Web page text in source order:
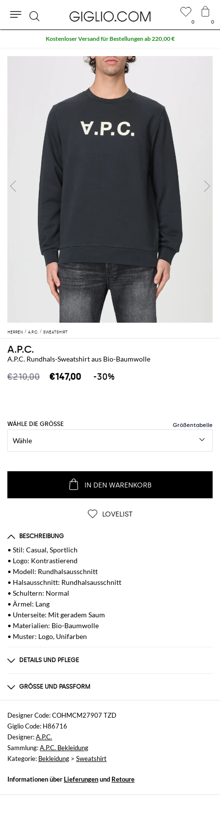
HERREN A.P.C. SWEATSHIRT
A.P.C.
A.P.C. Rundhals-Sweatshirt aus Bio-Baumwolle
€210,00 €147,00 -30%
WÄHLE DIE GRÖSSE
IN DEN WARENKORB
LOVELIST
BESCHREIBUNG
• Stil: Casual, Sportlich
• Logo: Kontrastierend
• Modell: Rundhalsausschnitt
• Halsausschnitt: Rundhalsausschnitt
• Schultern: Normal
• Ärmel: Lang
• Unterseite: Mit geradem Saum
• Materialien: Bio-Baumwolle
• Muster: Logo, Unifarben
DETAILS UND PFLEGE
100% BIOLOGICAL COTTON
GRÖSSE UND PASSFORM
Größen
nicht verfügbar
Größe und Passform
Normale Passform
Designer Code: COHMCM27907 TZD
Giglio Code: H86716
Designer:A.P.C.
Sammlung:A.P.C. Bekleidung
Kategorie: Bekleidung > Sweatshirt
Informationen über Lieferungenund Retoure
0 0
Suche
Kostenloser Versand für Bestellungen ab 220,00 €